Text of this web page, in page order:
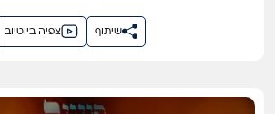
צפיה ביוטיוב שיתוף